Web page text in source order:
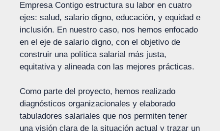
Empresa Contigo estructura su labor en cuatro
ejes: salud, salario digno, educación, y equidad e
inclusión. En nuestro caso, nos hemos enfocado
en el eje de salario digno, con el objetivo de
construir una política salarial más justa,
equitativa y alineada con las mejores prácticas.
Como parte del proyecto, hemos realizado
diagnósticos organizacionales y elaborado
tabuladores salariales que nos permiten tener
una visión clara de la situación actual y trazar un